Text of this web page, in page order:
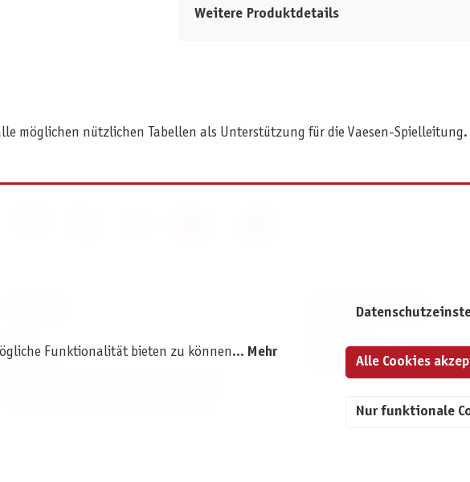
Weitere Produktdetails
möglichen nützlichen Tabellen als Unterstützung für die Vaesen-Spielleitung.
Widerruf
INFORMATIONEN
Datenschutz
Funktionalität bieten zu können... Mehr
Nur funktionale
Alle Cookies